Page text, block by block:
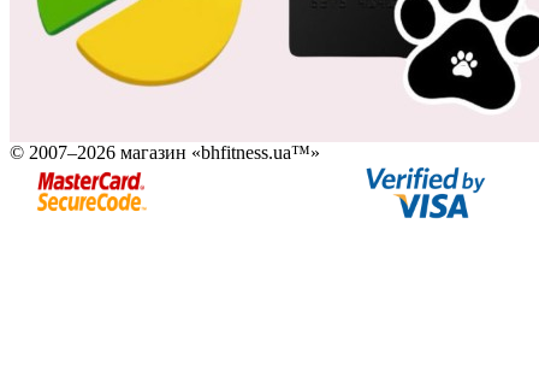
© 2007–2026 магазин «bhfitness.ua™»